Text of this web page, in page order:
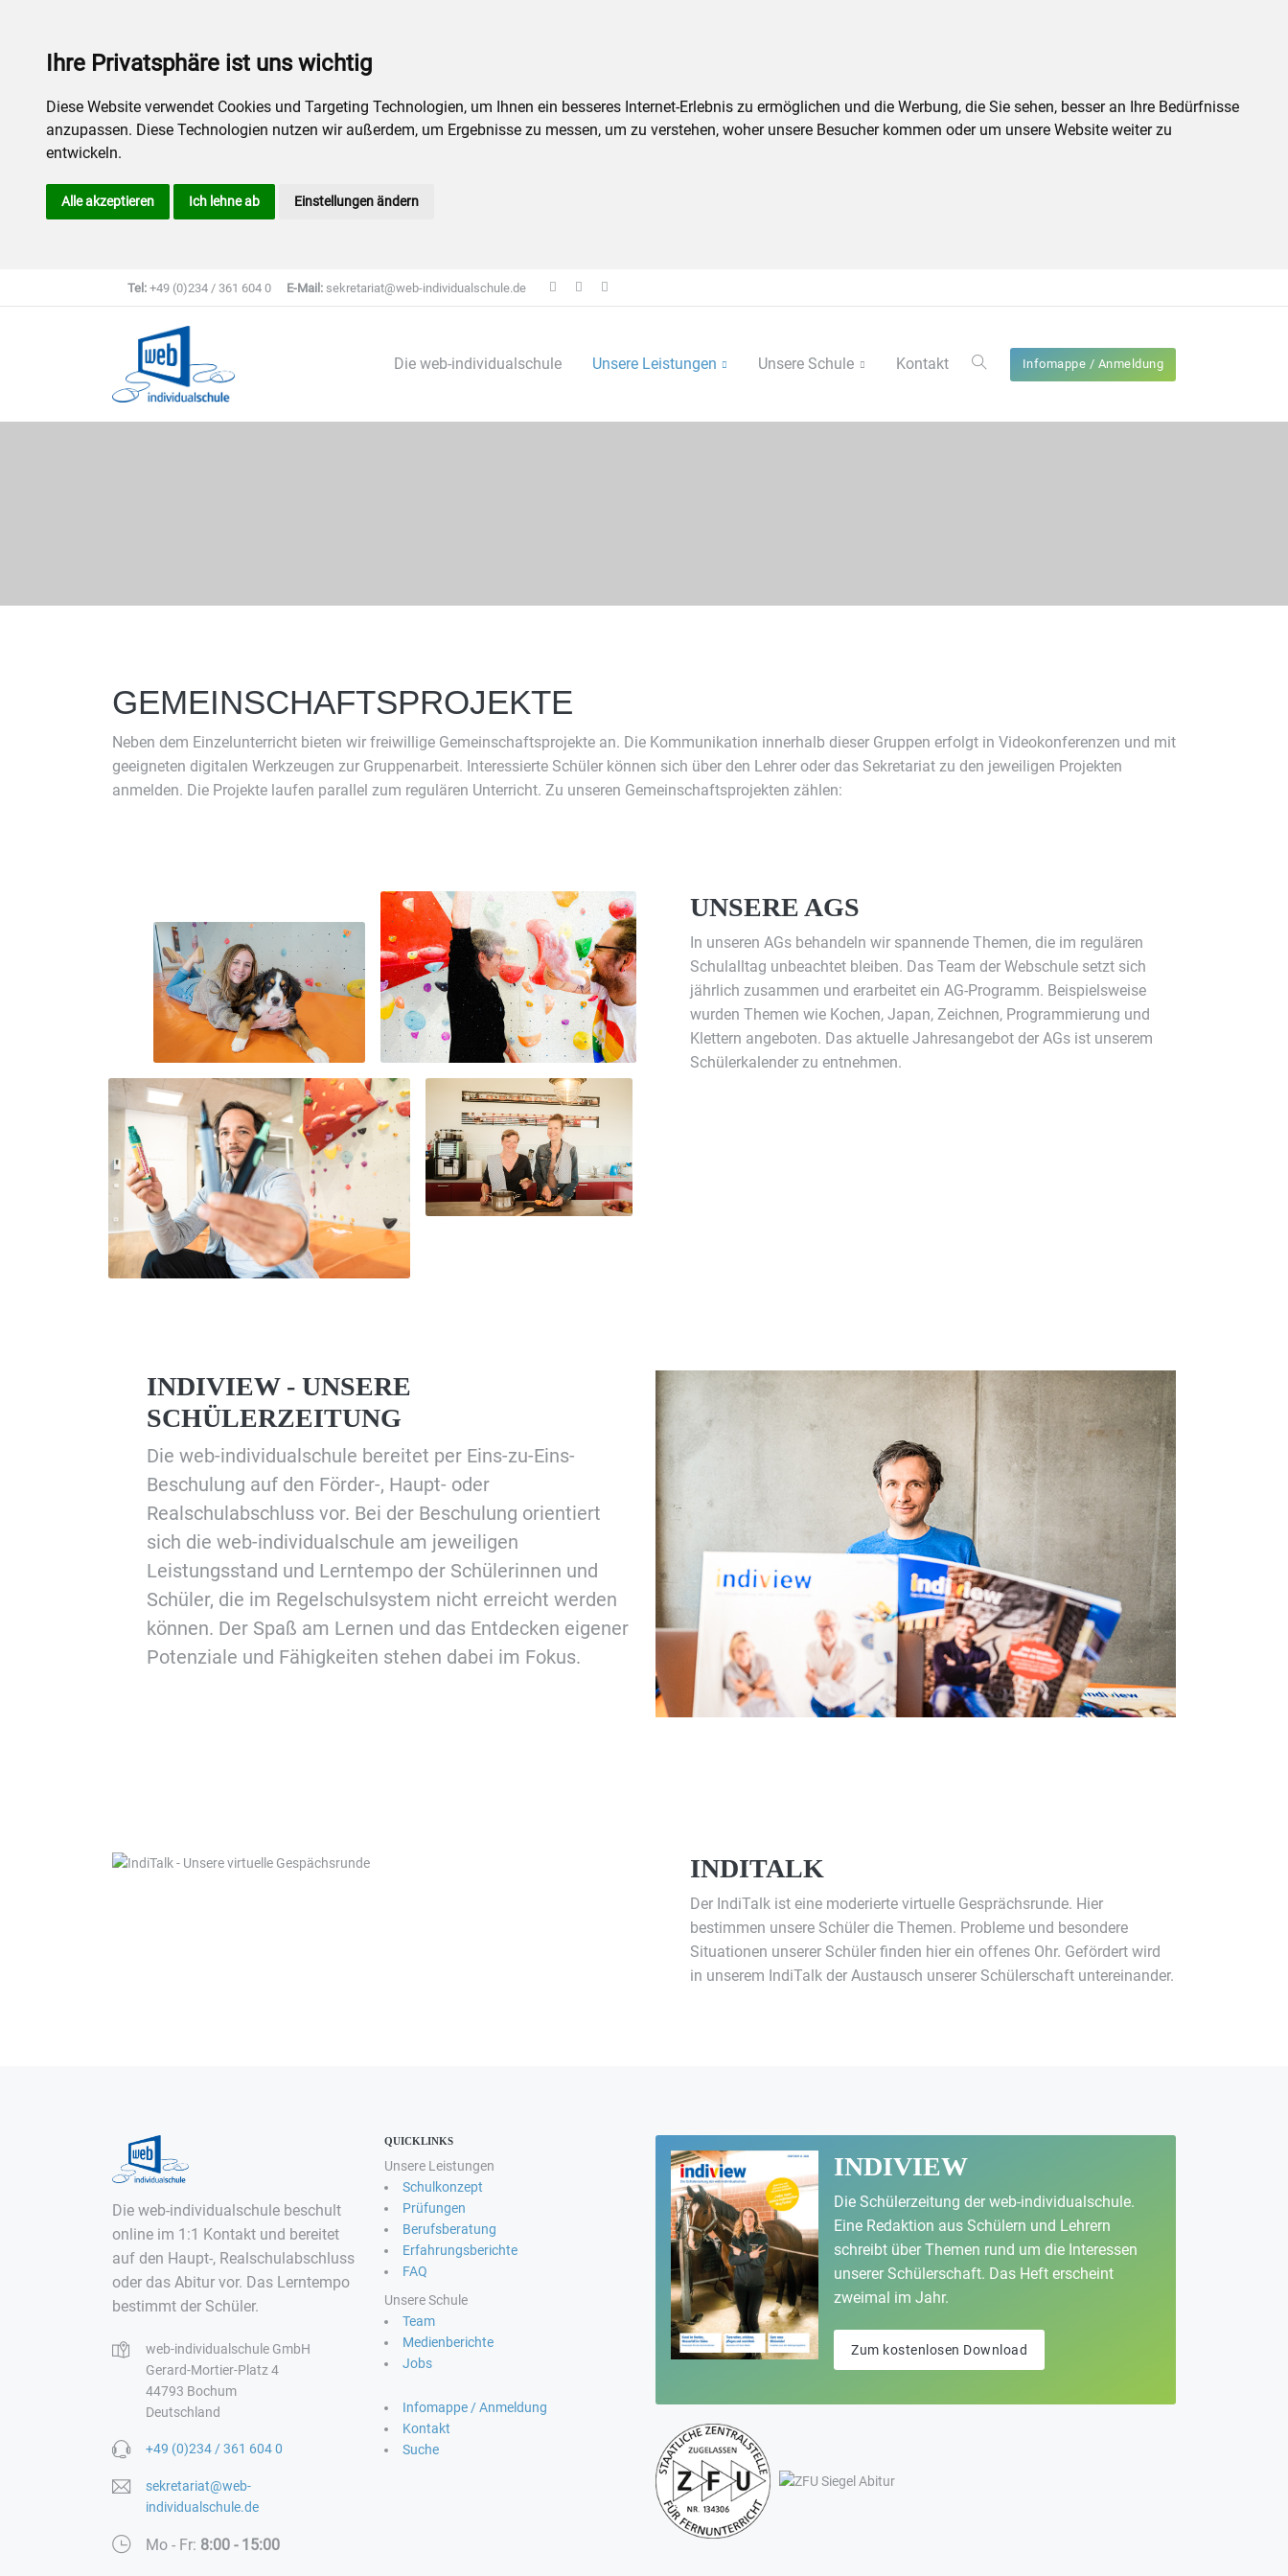
Ihre Privatsphäre ist uns wichtig
Diese Website verwendet Cookies und Targeting Technologien, um Ihnen ein besseres Internet-Erlebnis zu ermöglichen und die Werbung, die Sie sehen, besser an Ihre Bedürfnisse
anzupassen. Diese Technologien nutzen wir außerdem, um Ergebnisse zu messen, um zu verstehen, woher unsere Besucher kommen oder um unsere Website weiter zu
entwickeln.
Alle akzeptieren Ich lehne ab Einstellungen ändern
Tel: +49 (0)234 / 361 604 0 E-Mail: sekretariat@web-individualschule.de
Die web-individualschule Unsere Leistungen Unsere Schule Kontakt Infomappe / Anmeldung
GEMEINSCHAFTSPROJEKTE
Neben dem Einzelunterricht bieten wir freiwillige Gemeinschaftsprojekte an. Die Kommunikation innerhalb dieser Gruppen erfolgt in Videokonferenzen und mit
geeigneten digitalen Werkzeugen zur Gruppenarbeit. Interessierte Schüler können sich über den Lehrer oder das Sekretariat zu den jeweiligen Projekten
anmelden. Die Projekte laufen parallel zum regulären Unterricht. Zu unseren Gemeinschaftsprojekten zählen:
UNSERE AGS
In unseren AGs behandeln wir spannende Themen, die im regulären
Schulalltag unbeachtet bleiben. Das Team der Webschule setzt sich
jährlich zusammen und erarbeitet ein AG-Programm. Beispielsweise
wurden Themen wie Kochen, Japan, Zeichnen, Programmierung und
Klettern angeboten. Das aktuelle Jahresangebot der AGs ist unserem
Schülerkalender zu entnehmen.
INDIVIEW - UNSERE
SCHÜLERZEITUNG
Die web-individualschule bereitet per Eins-zu-Eins-
Beschulung auf den Förder-, Haupt- oder
Realschulabschluss vor. Bei der Beschulung orientiert
sich die web-individualschule am jeweiligen
Leistungsstand und Lerntempo der Schülerinnen und
Schüler, die im Regelschulsystem nicht erreicht werden
können. Der Spaß am Lernen und das Entdecken eigener
Potenziale und Fähigkeiten stehen dabei im Fokus.
INDITALK
Der IndiTalk ist eine moderierte virtuelle Gesprächsrunde. Hier
bestimmen unsere Schüler die Themen. Probleme und besondere
Situationen unserer Schüler finden hier ein offenes Ohr. Gefördert wird
in unserem IndiTalk der Austausch unserer Schülerschaft untereinander.
Die web-individualschule beschult
online im 1:1 Kontakt und bereitet
auf den Haupt-, Realschulabschluss
oder das Abitur vor. Das Lerntempo
bestimmt der Schüler.
web-individualschule GmbH
Gerard-Mortier-Platz 4
44793 Bochum
Deutschland
+49 (0)234 / 361 604 0
sekretariat@web-
individualschule.de
Mo - Fr: 8:00 - 15:00
QUICKLINKS
Unsere Leistungen
Schulkonzept
Prüfungen
Berufsberatung
Erfahrungsberichte
FAQ
Unsere Schule
Team
Medienberichte
Jobs
Infomappe / Anmeldung
Kontakt
Suche
INDIVIEW
Die Schülerzeitung der web-individualschule.
Eine Redaktion aus Schülern und Lehrern
schreibt über Themen rund um die Interessen
unserer Schülerschaft. Das Heft erscheint
zweimal im Jahr.
Zum kostenlosen Download